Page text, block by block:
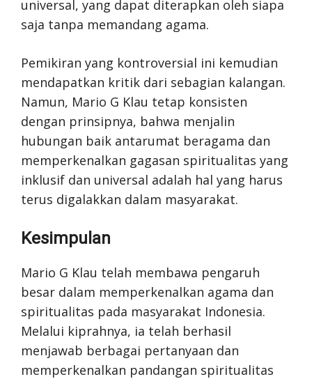
universal, yang dapat diterapkan oleh siapa
saja tanpa memandang agama.
Pemikiran yang kontroversial ini kemudian
mendapatkan kritik dari sebagian kalangan.
Namun, Mario G Klau tetap konsisten
dengan prinsipnya, bahwa menjalin
hubungan baik antarumat beragama dan
memperkenalkan gagasan spiritualitas yang
inklusif dan universal adalah hal yang harus
terus digalakkan dalam masyarakat.
Kesimpulan
Mario G Klau telah membawa pengaruh
besar dalam memperkenalkan agama dan
spiritualitas pada masyarakat Indonesia.
Melalui kiprahnya, ia telah berhasil
menjawab berbagai pertanyaan dan
memperkenalkan pandangan spiritualitas